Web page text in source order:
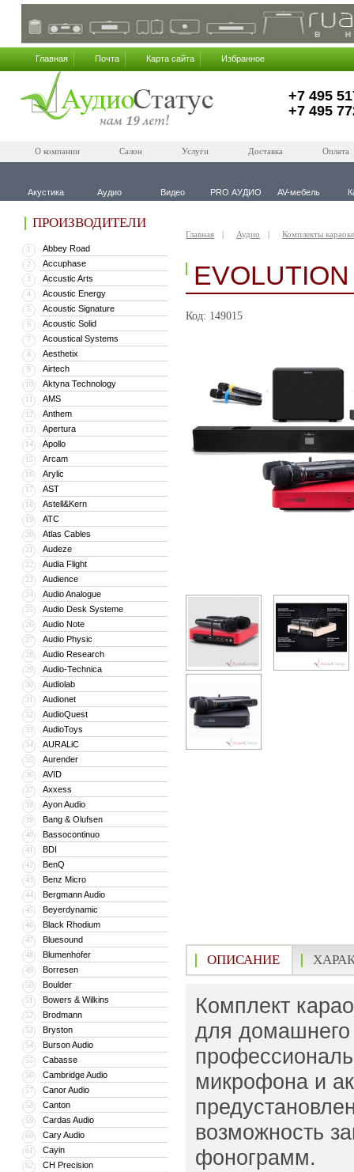
Главная Почта Карта сайта Избранное
+7 495
+7 495
О компании Салон Услуги Доставка Оплата
Акустика Аудио Видео PRO АУДИО AV-мебель
ПРОИЗВОДИТЕЛИ
1 Abbey Road
2 Accuphase
3 Accustic Arts
4 Acoustic Energy
5 Acoustic Signature
6 Acoustic Solid
7 Acoustical Systems
8 Aesthetix
9 Airtech
10 Aktyna Technology
11 AMS
12 Anthem
13 Apertura
14 Apollo
15 Arcam
16 Arylic
17 AST
18 Astell&Kern
19 ATC
20 Atlas Cables
21 Audeze
22 Audia Flight
23 Audience
24 Audio Analogue
25 Audio Desk Systeme
26 Audio Note
27 Audio Physic
28 Audio Research
29 Audio-Technica
30 Audiolab
31 Audionet
32 AudioQuest
33 AudioToys
34 AURALiC
35 Aurender
36 AVID
37 Axxess
38 Ayon Audio
39 Bang & Olufsen
40 Bassocontinuo
41 BDI
42 BenQ
43 Benz Micro
44 Bergmann Audio
45 Beyerdynamic
46 Black Rhodium
47 Bluesound
48 Blumenhofer
49 Borresen
50 Boulder
51 Bowers & Wilkins
52 Brodmann
53 Bryston
54 Burson Audio
55 Cabasse
56 Cambridge Audio
57 Canor Audio
58 Canton
59 Cardas Audio
60 Cary Audio
61 Cayin
62 CH Precision
Главная Аудио Комплекты
Код: 149015
ОПИСАНИЕ
Комплект
для домашнего
микрофона и
возможность
фонограмм.